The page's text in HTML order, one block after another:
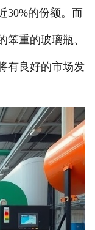
30%的份额。而
重的玻璃瓶、
有良好的市场发